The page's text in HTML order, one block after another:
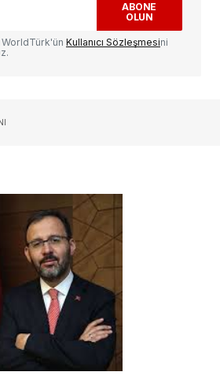
kullanılması için
adresim ve site adresim bu
ABONE
OLUN
Kullanıcı Sözleşmesini